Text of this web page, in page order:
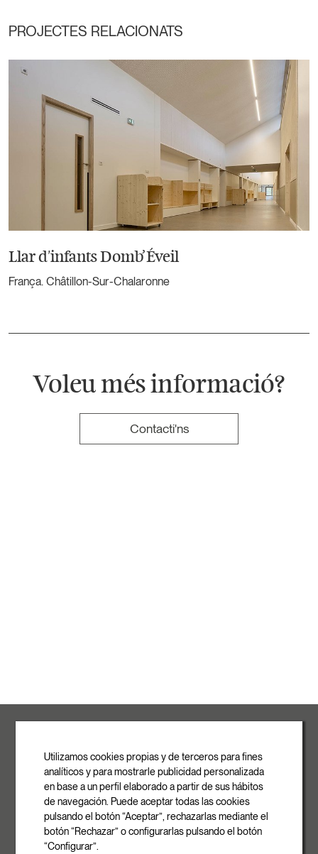
PROJECTES RELACIONATS
Llar d'infants Domb’Éveil
França. Châtillon-Sur-Chalaronne
Voleu més informació?
Contacti'ns
Ronda de la Font Grossa, 15 Pol. Ind. La Gavarra
08540 Centelles | Barcelona
E-mail
info@rovasi.com
Telèfon
Utilizamos cookies propias y de terceros para fines
analíticos y para mostrarle publicidad personalizada
en base a un perfil elaborado a partir de sus hábitos
de navegación. Puede aceptar todas las cookies
pulsando el botón “Aceptar”, rechazarlas mediante el
botón “Rechazar” o configurarlas pulsando el botón
“Configurar”.